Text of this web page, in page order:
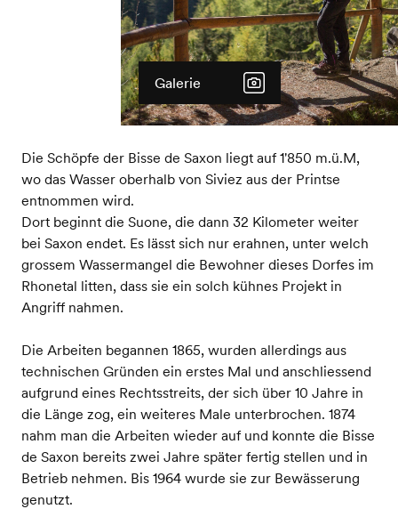
Galerie
Die Schöpfe der Bisse de Saxon liegt auf 1'850 m.ü.M,
wo das Wasser oberhalb von Siviez aus der Printse
entnommen wird.
Dort beginnt die Suone, die dann 32 Kilometer weiter
bei Saxon endet. Es lässt sich nur erahnen, unter welch
grossem Wassermangel die Bewohner dieses Dorfes im
Rhonetal litten, dass sie ein solch kühnes Projekt in
Angriff nahmen.
Die Arbeiten begannen 1865, wurden allerdings aus
technischen Gründen ein erstes Mal und anschliessend
aufgrund eines Rechtsstreits, der sich über 10 Jahre in
die Länge zog, ein weiteres Male unterbrochen. 1874
nahm man die Arbeiten wieder auf und konnte die Bisse
de Saxon bereits zwei Jahre später fertig stellen und in
Betrieb nehmen. Bis 1964 wurde sie zur Bewässerung
genutzt.